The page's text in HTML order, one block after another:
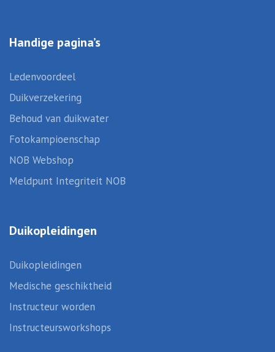
Handige pagina’s
Ledenvoordeel
Duikverzekering
Behoud van duikwater
Fotokampioenschap
NOB Webshop
Meldpunt Integriteit NOB
Duikopleidingen
Duikopleidingen
Medische geschiktheid
Instructeur worden
Instructeursworkshops